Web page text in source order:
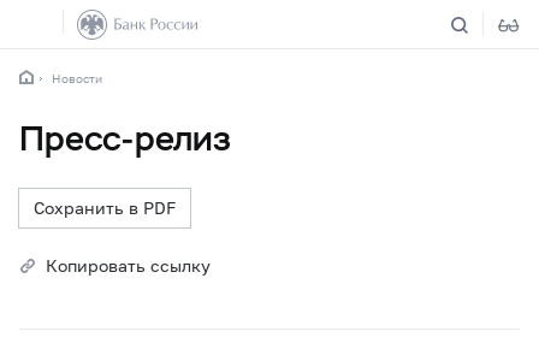
Новости
Пресс-релиз
Сохранить в PDF
Копировать ссылку